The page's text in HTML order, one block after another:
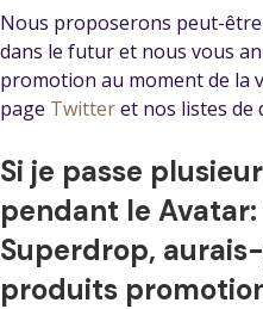
Nous proposerons peut-
dans le futur et nous vous
promotion au moment de la
page Twitteret nos listes de
Si je passe
pendant le
Superdrop,
produits